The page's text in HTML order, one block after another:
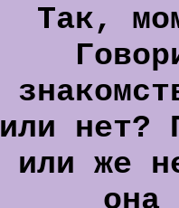
Так,
или нет?
или же
она